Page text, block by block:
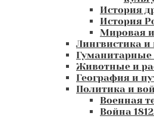
История
История
Мировая
Лингвистика и
Гуманитарные
Животные и
География и
Политика и
Военная
Война